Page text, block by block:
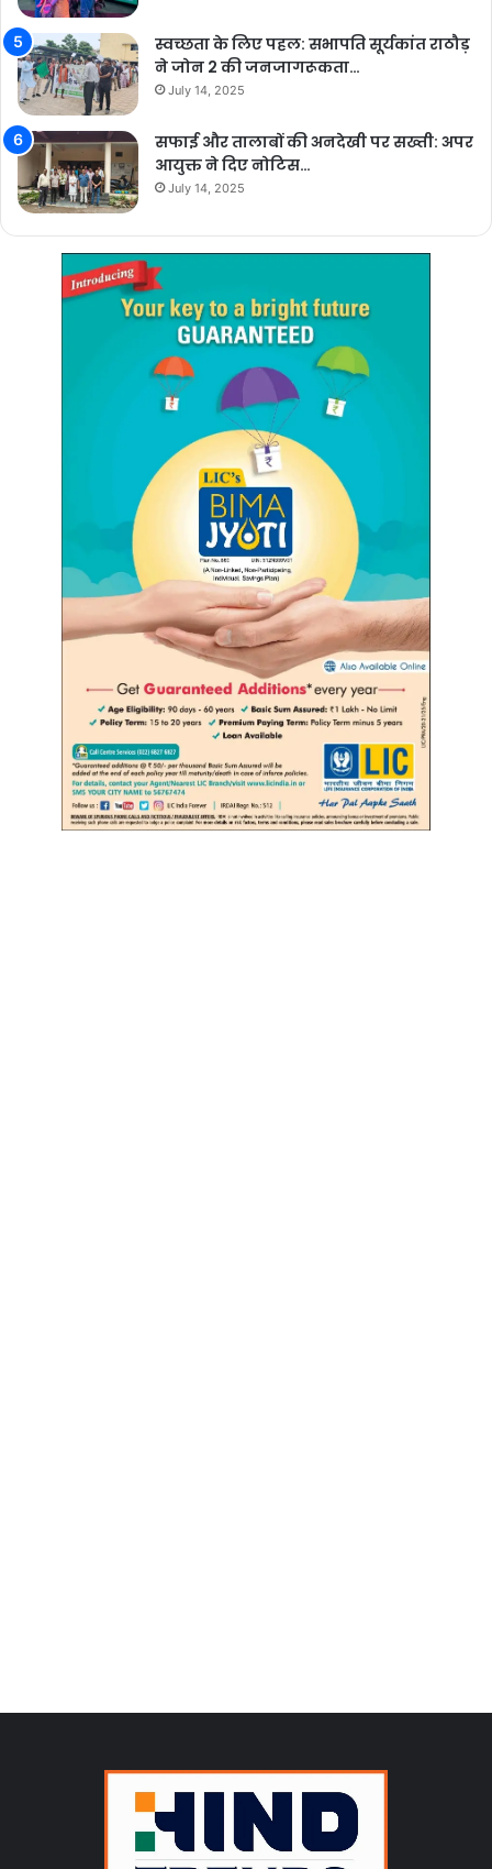
स्वच्छता के लिए पहल: सभापति सूर्यकांत राठौड़
ने जोन 2 की जनजागरूकता…
July 14, 2025
सफाई और तालाबों की अनदेखी पर सख्ती: अपर
आयुक्त ने दिए नोटिस…
July 14, 2025